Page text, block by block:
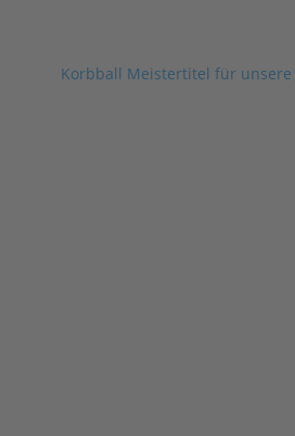
Korbball Meistertitel für unsere